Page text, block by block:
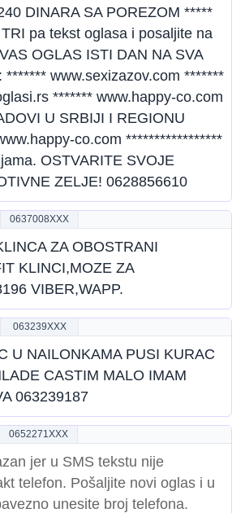
DINARA SA POREZOM *****
pa tekst oglasa i posaljite na
OGLAS ISTI DAN NA SVA
******* www.sexizazov.com *******
******* www.happy-co.com
U SRBIJI I REGIONU
co.com *****************
OSTVARITE SVOJE
ZELJE! 0628856610
0637008XXX
ZA OBOSTRANI
KLINCI,MOZE ZA
VIBER,WAPP.
063239XXX
U NAILONKAMA PUSI KURAC
CASTIM MALO IMAM
063239187
0652271XXX
jer u SMS tekstu nije
telefon. Pošaljite novi oglas i u
unesite broj telefona.